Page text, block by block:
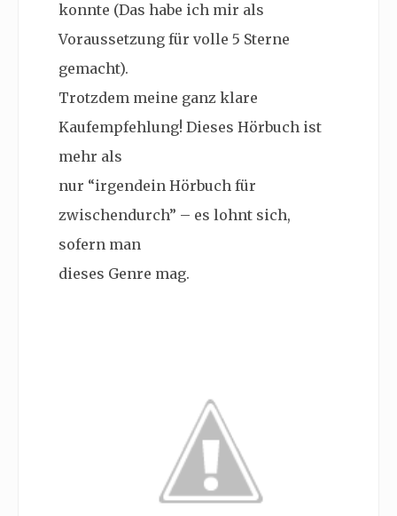
konnte (Das habe ich mir als
Voraussetzung für volle 5 Sterne
gemacht).
Trotzdem meine ganz klare
Kaufempfehlung! Dieses Hörbuch ist
mehr als
nur “irgendein Hörbuch für
zwischendurch” – es lohnt sich,
sofern man
dieses Genre mag.